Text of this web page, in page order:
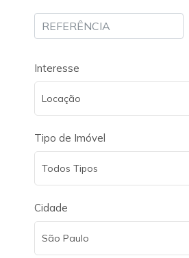
Interesse
Locação
Tipo de Imóvel
Todos Tipos
Cidade
São Paulo